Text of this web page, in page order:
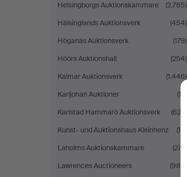
Helsingborgs Auktionskammare
(2.785)
Hälsinglands Auktionsverk
(454)
Höganäs Auktionsverk
(179)
Höörs Auktionshall
(254)
Kalmar Auktionsverk
(1.446)
Karljohan Auktioner
(12)
Karlstad Hammarö Auktionsverk
(622)
Kunst- und Auktionshaus Kleinhenz
(16)
Laholms Auktionskammare
(277)
Lawrences Auctioneers
(988)